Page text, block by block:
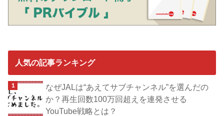
人気の記事ランキング
なぜJALは“あえてサブチャンネル”を選んだの
か？再生回数100万回超えを連発させる
YouTube戦略とは？